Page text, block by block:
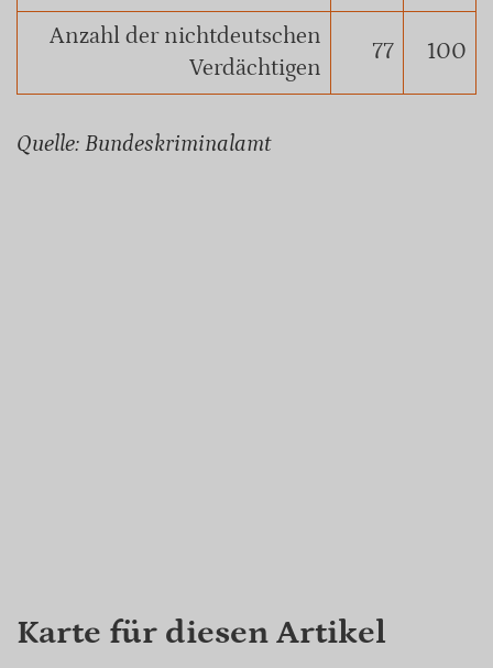
Anzahl der nichtdeutschen
Verdächtigen
77 100
Quelle: Bundeskriminalamt
Karte für diesen Artikel